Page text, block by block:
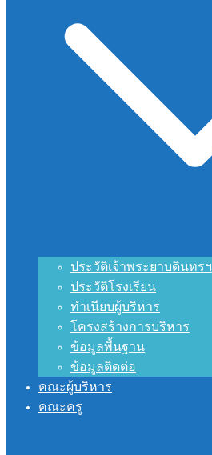
ประวัติเจ้าพระยาบดินทรฯ
ประวัติโรงเรียน
ทำเนียบผู้บริหาร
โครงสร้างการบริหาร
ข้อมูลพื้นฐาน
ข้อมูลติดต่อ
คณะผู้บริหาร
คณะครู